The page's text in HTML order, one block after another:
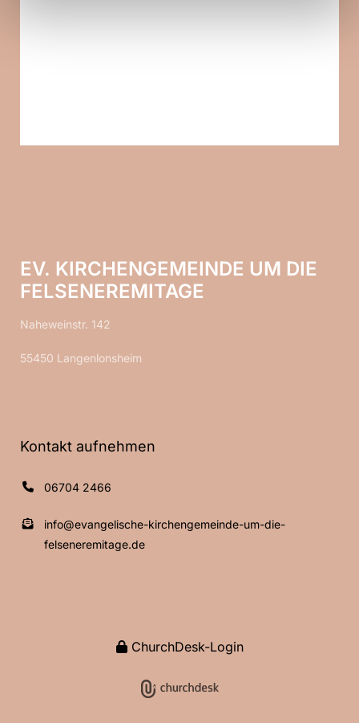
EV. KIRCHENGEMEINDE UM DIE
FELSENEREMITAGE
Naheweinstr. 142
55450 Langenlonsheim
Kontakt aufnehmen
06704 2466
info@evangelische-kirchengemeinde-um-die-
felseneremitage.de
ChurchDesk-Login